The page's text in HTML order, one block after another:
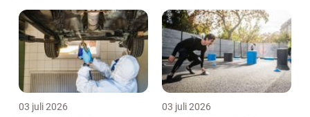
03 juli 2026 03 juli 2026